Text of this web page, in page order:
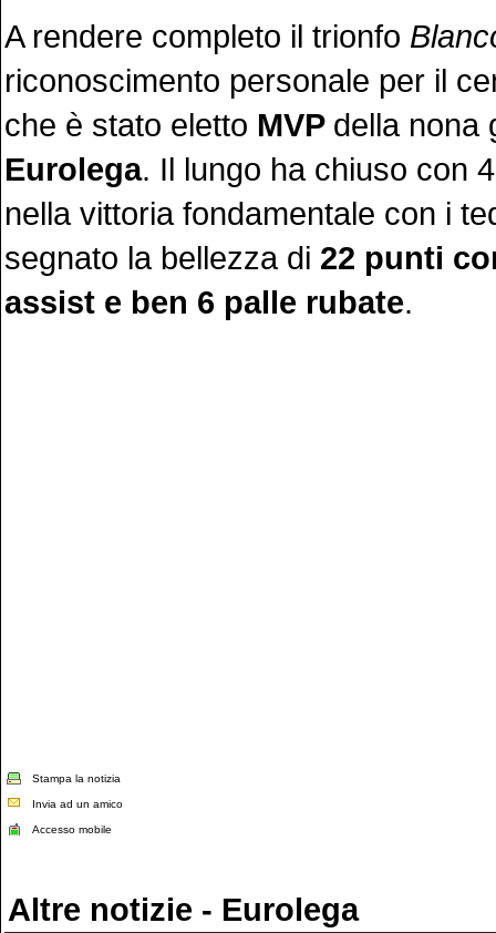
A rendere completo il trionfo
riconoscimento personale per il
che è stato eletto MVP della nona
Eurolega. Il lungo ha chiuso con
nella vittoria fondamentale con i
segnato la bellezza di 22 punti
assist e ben 6 palle rubate.
Stampa la notizia
Invia ad un amico
Accesso mobile
Altre notizie - Eurolega